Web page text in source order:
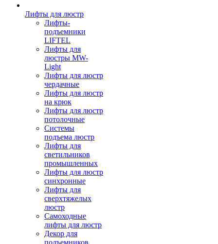
Лифты для люстр
Лифты-
подъемники
LIFTEL
Лифты для
люстры MW-
Light
Лифты для люстр
чердачные
Лифты для люстр
на крюк
Лифты для люстр
потолочные
Системы
подъема люстр
Лифты для
светильников
промышленных
Лифты для люстр
синхронные
Лифты для
сверхтяжелых
люстр
Самоходные
лифты для люстр
Декор для
подъемников